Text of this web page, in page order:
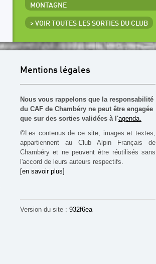
MONTAGNE
> VOIR TOUTES LES SORTIES DU CLUB
Mentions légales
Nous vous rappelons que la responsabilité
du CAF de Chambéry ne peut être engagée
que sur des sorties validées à l'agenda.
©Les contenus de ce site, images et textes,
appartiennent au Club Alpin Français de
Chambéry et ne peuvent être réutilisés sans
l'accord de leurs auteurs respectifs.
[en savoir plus]
Version du site : 932f6ea